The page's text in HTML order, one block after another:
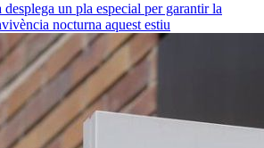
desplega un pla especial per garantir la
nocturna aquest estiu